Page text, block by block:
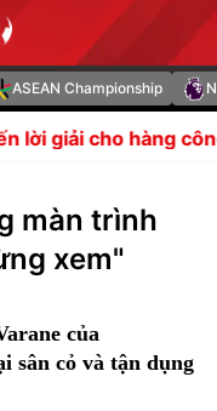
ASEAN Championship
của Carrick
màn trình
xem"
của
sân cỏ và tận dụng